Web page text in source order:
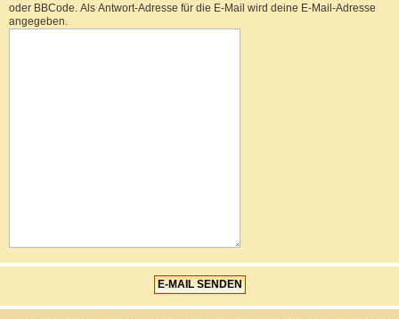
oder BBCode. Als Antwort-Adresse für die E-Mail wird deine E-Mail-Adresse
angegeben.